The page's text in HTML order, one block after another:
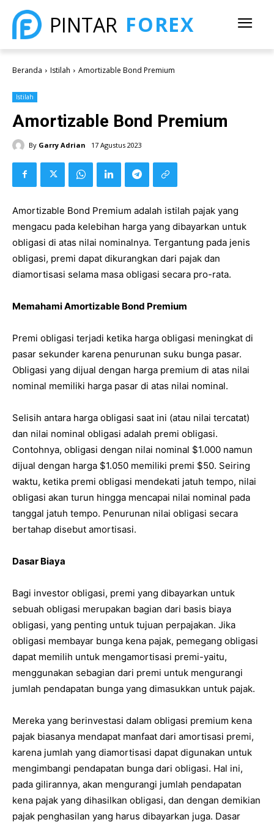
PINTAR FOREX
Beranda Istilah Amortizable Bond Premium
Istilah
Amortizable Bond Premium
By Garry Adrian 17 Agustus 2023
Amortizable Bond Premium adalah istilah pajak yang
mengacu pada kelebihan harga yang dibayarkan untuk
obligasi di atas nilai nominalnya. Tergantung pada jenis
obligasi, premi dapat dikurangkan dari pajak dan
diamortisasi selama masa obligasi secara pro-rata.
Memahami Amortizable Bond Premium
Premi obligasi terjadi ketika harga obligasi meningkat di
pasar sekunder karena penurunan suku bunga pasar.
Obligasi yang dijual dengan harga premium di atas nilai
nominal memiliki harga pasar di atas nilai nominal.
Selisih antara harga obligasi saat ini (atau nilai tercatat)
dan nilai nominal obligasi adalah premi obligasi.
Contohnya, obligasi dengan nilai nominal $1.000 namun
dijual dengan harga $1.050 memiliki premi $50. Seiring
waktu, ketika premi obligasi mendekati jatuh tempo, nilai
obligasi akan turun hingga mencapai nilai nominal pada
tanggal jatuh tempo. Penurunan nilai obligasi secara
bertahap disebut amortisasi.
Dasar Biaya
Bagi investor obligasi, premi yang dibayarkan untuk
sebuah obligasi merupakan bagian dari basis biaya
obligasi, yang penting untuk tujuan perpajakan. Jika
obligasi membayar bunga kena pajak, pemegang obligasi
dapat memilih untuk mengamortisasi premi-yaitu,
menggunakan sebagian dari premi untuk mengurangi
jumlah pendapatan bunga yang dimasukkan untuk pajak.
Mereka yang berinvestasi dalam obligasi premium kena
pajak biasanya mendapat manfaat dari amortisasi premi,
karena jumlah yang diamortisasi dapat digunakan untuk
mengimbangi pendapatan bunga dari obligasi. Hal ini,
pada gilirannya, akan mengurangi jumlah pendapatan
kena pajak yang dihasilkan obligasi, dan dengan demikian
pajak penghasilan yang harus dibayarkan juga. Dasar